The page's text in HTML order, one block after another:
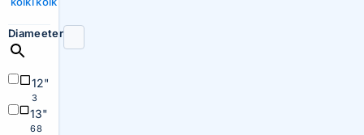
Diameeter
12"
3
13"
68